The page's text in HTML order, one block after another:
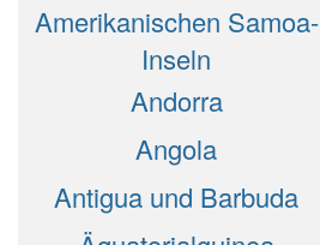
Amerikanischen Samoa-
Inseln
Andorra
Angola
Antigua und Barbuda